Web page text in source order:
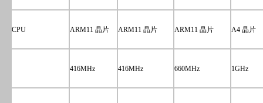
CPU ARM11 晶片 ARM11 晶片 ARM11 晶片 A4 晶片
416MHz 416MHz 660MHz 1GHz